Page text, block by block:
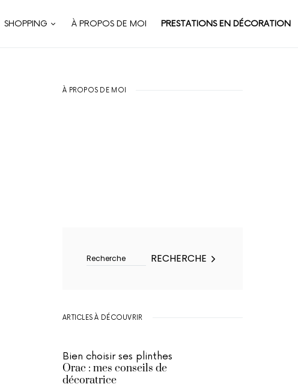
SHOPPING À PROPOS DE MOI PRESTATIONS EN DÉCORATION
À PROPOS DE MOI
RECHERCHE
ARTICLES À DÉCOUVRIR
Bien choisir ses plinthes
Orac : mes conseils de
décoratrice